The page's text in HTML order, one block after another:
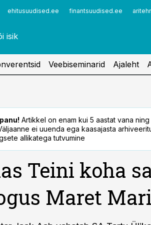
ehitusuudised.ee finantsuudised.ee
Veebiseminarid Ajaleht
Artikkel on enam kui 5 aastat vana
ei uuenda ega kaasajasta
allikatega tutvumine
Teini koha
Maret